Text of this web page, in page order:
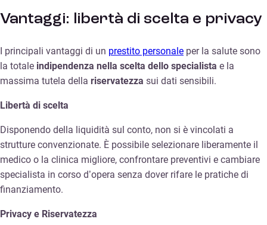
Vantaggi: libertà di scelta e privacy
I principali vantaggi di un prestito personale per la salute sono
la totale indipendenza nella scelta dello specialista e la
massima tutela della riservatezza sui dati sensibili.
Libertà di scelta
Disponendo della liquidità sul conto, non si è vincolati a
strutture convenzionate. È possibile selezionare liberamente il
medico o la clinica migliore, confrontare preventivi e cambiare
specialista in corso d’opera senza dover rifare le pratiche di
finanziamento.
Privacy e Riservatezza